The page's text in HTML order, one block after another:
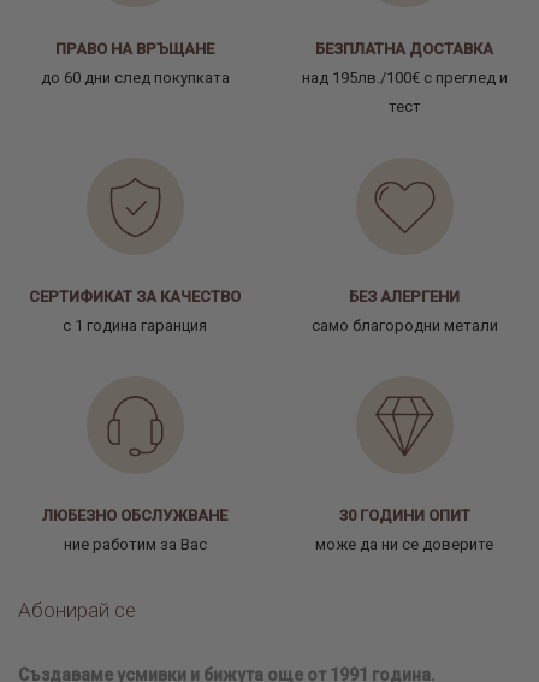
ПРАВО НА ВРЪЩАНЕ
до 60 дни след покупката
БЕЗПЛАТНА ДОСТАВКА
над 195лв./100€ с преглед и
тест
СЕРТИФИКАТ ЗА КАЧЕСТВО
с 1 година гаранция
БЕЗ АЛЕРГЕНИ
само благородни метали
ЛЮБЕЗНО ОБСЛУЖВАНЕ
ние работим за Вас
30 ГОДИНИ ОПИТ
може да ни се доверите
Абонирай се
Създаваме усмивки и бижута още от 1991 година.